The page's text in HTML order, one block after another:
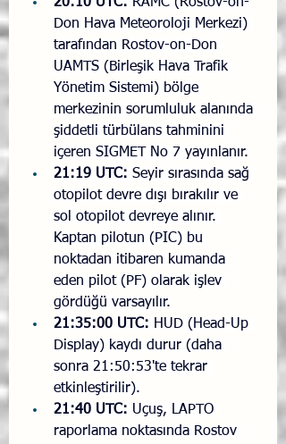
Don Hava Meteoroloji Merkezi)
tarafından Rostov-on-Don
UAMTS (Birleşik Hava Trafik
Yönetim Sistemi) bölge
merkezinin sorumluluk alanında
şiddetli türbülans tahminini
içeren SIGMET No 7 yayınlanır.
21:19 UTC: Seyir sırasında sağ
otopilot devre dışı bırakılır ve
sol otopilot devreye alınır.
Kaptan pilotun (PIC) bu
noktadan itibaren kumanda
eden pilot (PF) olarak işlev
gördüğü varsayılır.
21:35:00 UTC: HUD (Head-Up
Display) kaydı durur (daha
sonra 21:50:53'te tekrar
etkinleştirilir).
21:40 UTC: Uçuş, LAPTO
raporlama noktasında Rostov